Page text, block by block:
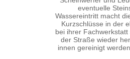
eventuelle
Wassereintritt macht
Kurzschlüsse in der
bei ihrer
der Straße wieder
innen gereinigt